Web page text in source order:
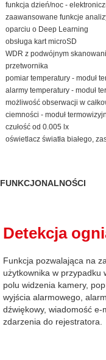
funkcja dzień/noc -
zaawansowane funkcje
oparciu o Deep Learning
obsługa kart microSD
WDR z podwójnym
przetwornika
pomiar temperatury - moduł
alarmy temperatury - moduł
możliwość obserwacji w
ciemności - moduł
czułość od 0.005 lx
oświetlacz światła białego,
FUNKCJONALNOŚCI
Detekcja
Funkcja pozwalająca na
użytkownika w przypadku
polu widzenia kamery,
wyjścia alarmowego,
dźwiękowy, wiadomość e-
zdarzenia do rejestratora.